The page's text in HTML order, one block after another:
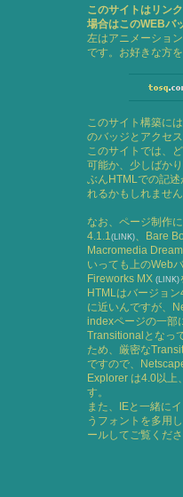
このサイトはリン
場合はこのWEBバ
左はアニメーション
です。お好きな方
このサイト構築に
のバッジとアクセ
このサイトでは、
可能か、少しばか
ぶん HTMLでの記述
れるかもしれませ
なお、ページ制作
4.1.1(LINK)、
Bare
Macromedia
いっても上のWeb
Fireworks MX (LINK)
HTMLはバージョン
に近いんですが、
indexページの一部
Transitional となっ
ため、厳密な
ですので、
Explorer は4.0以上
す。
また、
IEと一緒に
うフォントを多用
ールしてご覧くだ